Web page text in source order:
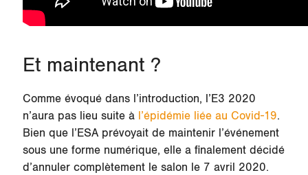
Et maintenant ?
Comme évoqué dans l’introduction, l’E3 2020
n’aura pas lieu suite àl’épidémie liée au Covid-19.
Bien que l’ESA prévoyait de maintenir l’événement
sous une forme numérique, elle a finalement décidé
d’annuler complètement le salon le 7 avril 2020.